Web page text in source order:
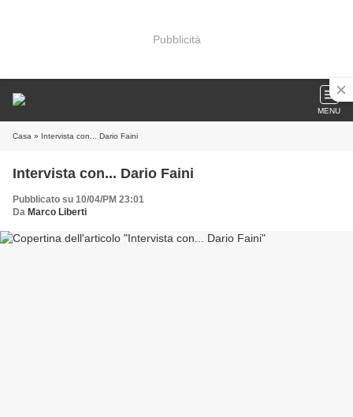
Pubblicità
MENU
Casa » Intervista con... Dario Faini
Intervista con... Dario Faini
Pubblicato su 10/04/PM 23:01
Da Marco Liberti